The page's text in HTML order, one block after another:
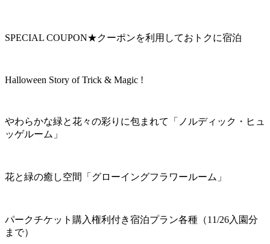
SPECIAL COUPON★クーポンを利用しておトクに宿泊
Halloween Story of Trick & Magic !
やわらかな緑と花々の彩りに包まれて「ノルディック・ヒュ
ッゲルーム」
花と緑の癒し空間「グローイングフラワールーム」
パークチケット購入権利付き宿泊プラン各種（11/26入園分
まで）